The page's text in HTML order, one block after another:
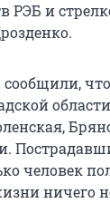
РЭБ и
человек
ничего